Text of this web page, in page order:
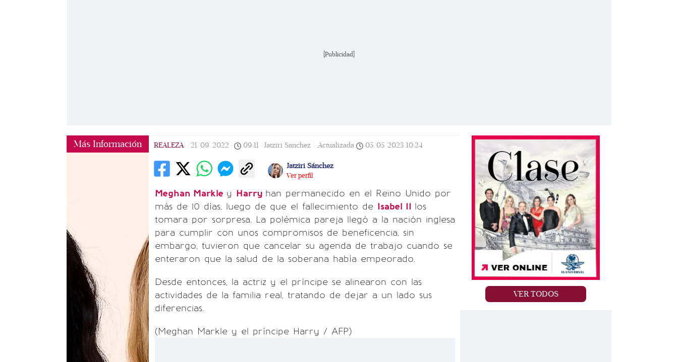
[Publicidad]
Más Información REALEZA 21/09/2022 09:11 Jatziri Sanchez | Actualizada 05/05/2023 10:24
Jatziri Sánchez
Ver perfil
Meghan Markle y Harry han permanecido en el Reino Unido por
más de 10 días, luego de que el fallecimiento de Isabel II los
tomara por sorpresa. La polémica pareja llegó a la nación inglesa
para cumplir con unos compromisos de beneficencia, sin
embargo, tuvieron que cancelar su agenda de trabajo cuando se
enteraron que la salud de la soberana había empeorado.
Desde entonces, la actriz y el príncipe se alinearon con las
actividades de la familia real, tratando de dejar a un lado sus
diferencias.
(Meghan Markle y el príncipe Harry / AFP)
VER TODOS